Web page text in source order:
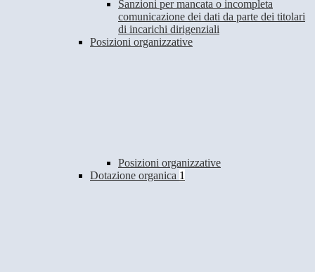
Sanzioni per mancata o incompleta
comunicazione dei dati da parte dei titolari
di incarichi dirigenziali
Posizioni organizzative
Posizioni organizzative
Dotazione organica 1